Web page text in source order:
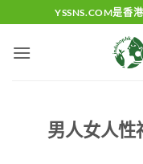
to
content
YSSNS.COM是香
男人女人性